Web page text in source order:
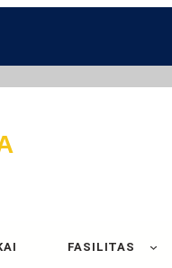
FASILITAS